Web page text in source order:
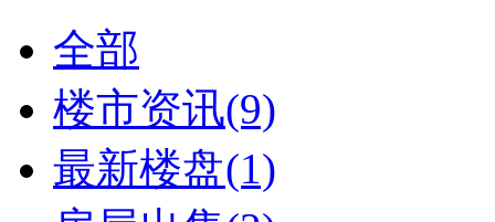
全部
楼市资讯(9)
最新楼盘(1)